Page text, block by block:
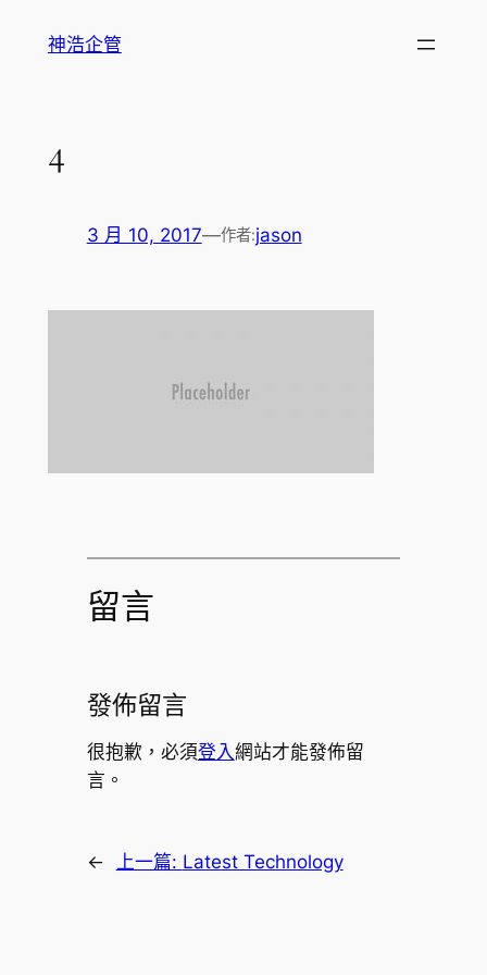
神浩企管
4
3 月 10, 2017—作者:jason
留言
發佈留言
很抱歉，必須登入網站才能發佈留
言。
← 上一篇: Latest Technology